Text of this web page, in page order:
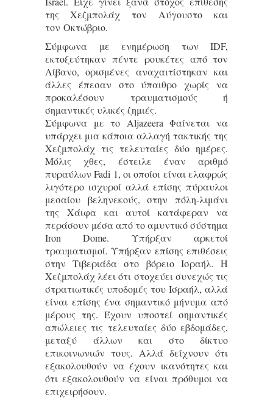
της Χεζμπολάχ τον Αύγουστο και
τον Οκτώβριο.
Σύμφωνα με ενημέρωση των IDF,
εκτοξεύτηκαν πέντε ρουκέτες από τον
Λίβανο, ορισμένες αναχαιτίστηκαν και
άλλες έπεσαν στο ύπαιθρο χωρίς να
προκαλέσουν τραυματισμούς ή
σημαντικές υλικές ζημιές.
Σύμφωνα με το Αljazeera Φαίνεται να
υπάρχει μια κάποια αλλαγή τακτικής της
Χεζμπολάχ τις τελευταίες δύο ημέρες.
Μόλις χθες, έστειλε έναν αριθμό
πυραύλων Fadi 1, οι οποίοι είναι ελαφρώς
λιγότερο ισχυροί αλλά επίσης πύραυλοι
μεσαίου βεληνεκούς, στην πόλη-λιμάνι
της Χάιφα και αυτοί κατάφεραν να
περάσουν μέσα από το αμυντικό σύστημα
Iron Dome. Υπήρξαν αρκετοί
τραυματισμοί. Υπήρξαν επίσης επιθέσεις
στην Τιβεριάδα στο βόρειο Ισραήλ. Η
Χεζμπολάχ λέει ότι στοχεύει συνεχώς τις
στρατιωτικές υποδομές του Ισραήλ, αλλά
είναι επίσης ένα σημαντικό μήνυμα από
μέρους της. Έχουν υποστεί σημαντικές
απώλειες τις τελευταίες δύο εβδομάδες,
μεταξύ άλλων και στο δίκτυο
επικοινωνιών τους. Αλλά δείχνουν ότι
εξακολουθούν να έχουν ικανότητες και
ότι εξακολουθούν να είναι πρόθυμοι να
επιχειρήσουν.